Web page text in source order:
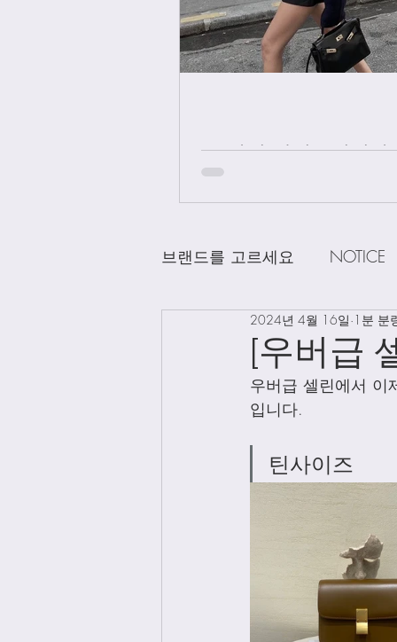
급 차이 알려드립니다.
브랜드를 고르세요 NOTICE
CHANEL DELVAUX
LV Loro
Bag Charms Clothing
[우버급
2024년 4월 16일 1분 분
우버급 셀린에서 이
입니다.
틴사이즈